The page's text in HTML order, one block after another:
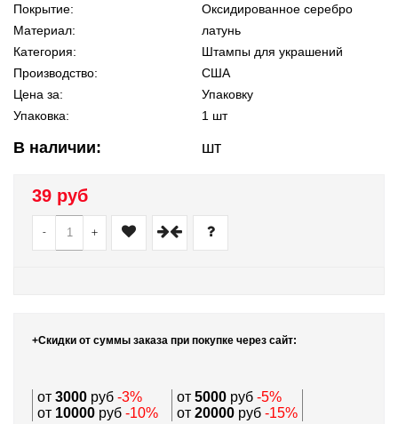
Покрытие:
Оксидированное серебро
Материал:
латунь
Категория:
Штампы для украшений
Производство:
США
Цена за:
Упаковку
Упаковка:
1 шт
В наличии: шт
39 руб
- +
+Скидки от суммы заказа при покупке через сайт:
от 3000 руб -3% от 5000 руб -5%
от 10000 руб -10% от 20000 руб -15%